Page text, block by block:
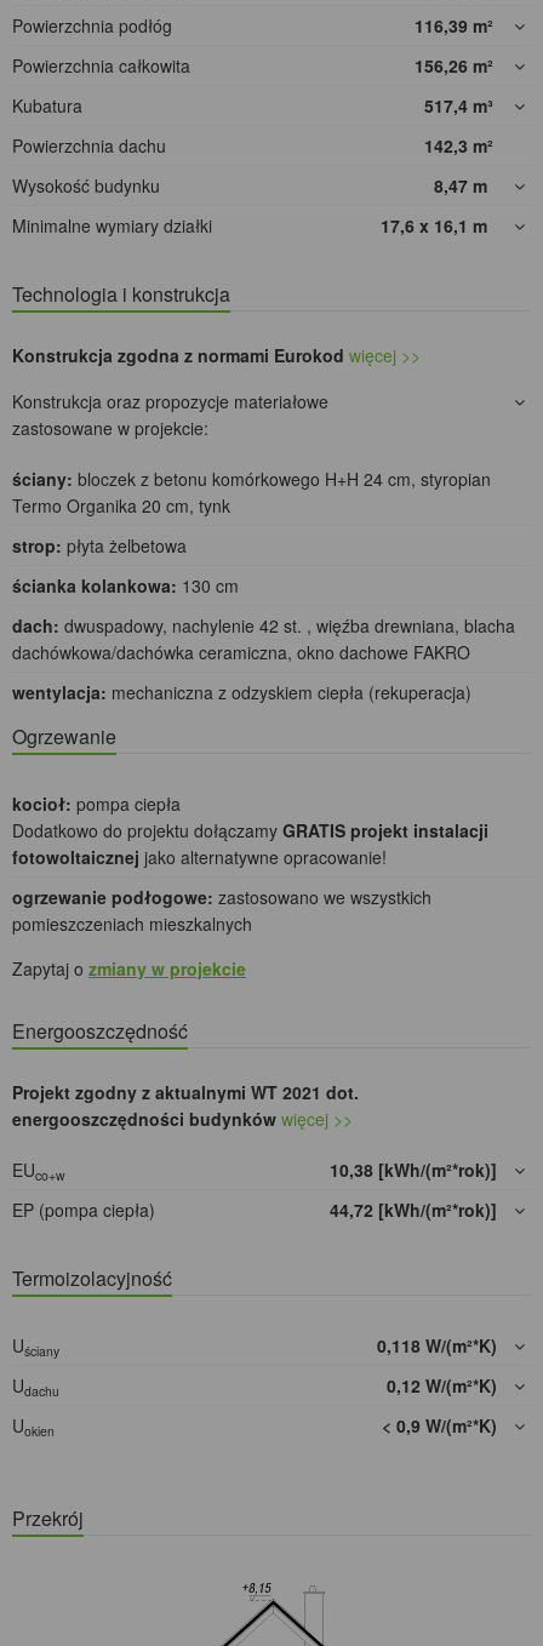
Powierzchnia podłóg
116,39 m²
Powierzchnia całkowita
156,26 m²
Kubatura
517,4 m³
Powierzchnia dachu
142,3 m²
Wysokość budynku
8,47 m
Minimalne wymiary działki
17,6 x 16,1 m
Technologia i konstrukcja
Konstrukcja zgodna z normami Eurokod więcej >>
Konstrukcja oraz propozycje materiałowe
zastosowane w projekcie:
ściany: bloczek z betonu komórkowego H+H 24 cm, styropian
Termo Organika 20 cm, tynk
strop: płyta żelbetowa
ścianka kolankowa: 130 cm
dach: dwuspadowy, nachylenie 42 st. , więźba drewniana, blacha
dachówkowa/dachówka ceramiczna, okno dachowe FAKRO
wentylacja: mechaniczna z odzyskiem ciepła (rekuperacja)
Ogrzewanie
kocioł: pompa ciepła
Dodatkowo do projektu dołączamy GRATIS projekt instalacji
fotowoltaicznej jako alternatywne opracowanie!
ogrzewanie podłogowe: zastosowano we wszystkich
pomieszczeniach mieszkalnych
Zapytaj o zmiany w projekcie
Energooszczędność
Projekt zgodny z aktualnymi WT 2021 dot.
energooszczędności budynków więcej >>
EUco+w
10,38 [kWh/(m²*rok)]
EP (pompa ciepła)
44,72 [kWh/(m²*rok)]
Termoizolacyjność
Uściany
0,118 W/(m²*K)
Udachu
0,12 W/(m²*K)
Uokien < 0,9 W/(m²*K)
Przekrój